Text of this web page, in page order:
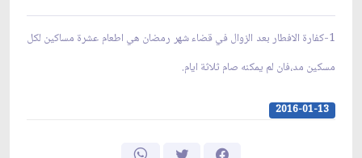
1-كفارة الافطار بعد الزوال في قضاء شهر رمضان هي اطعام عشرة مساكين لكل
مسكين مد،فان لم يمكنه صام ثلاثة ايام.
2016-01-13